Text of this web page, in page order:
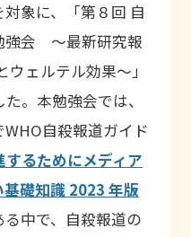
象に、「第８回 自
強会 ～最新研究報
ェルテル効果～」
。本勉強会では、
WHO自殺報道ガイド
するためにメディア
礎知識 2023 年版
中で、自殺報道の